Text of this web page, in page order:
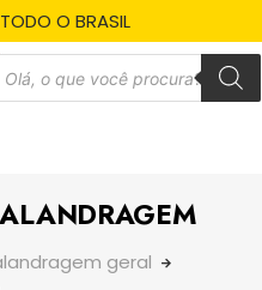
O BRASIL
geral